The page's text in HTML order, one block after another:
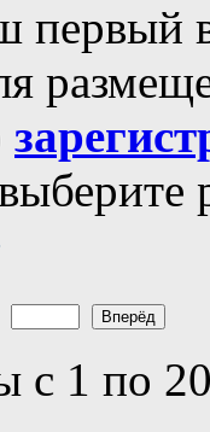
первый
с 1 по